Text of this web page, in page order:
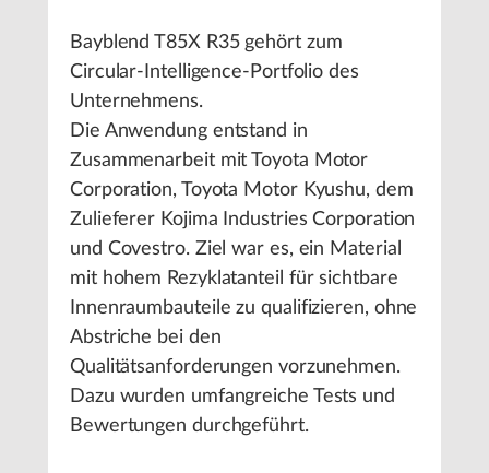
Bayblend T85X R35 gehört zum
Circular-Intelligence-Portfolio des
Unternehmens.
Die Anwendung entstand in
Zusammenarbeit mit Toyota Motor
Corporation, Toyota Motor Kyushu, dem
Zulieferer Kojima Industries Corporation
und Covestro. Ziel war es, ein Material
mit hohem Rezyklatanteil für sichtbare
Innenraumbauteile zu qualifizieren, ohne
Abstriche bei den
Qualitätsanforderungen vorzunehmen.
Dazu wurden umfangreiche Tests und
Bewertungen durchgeführt.